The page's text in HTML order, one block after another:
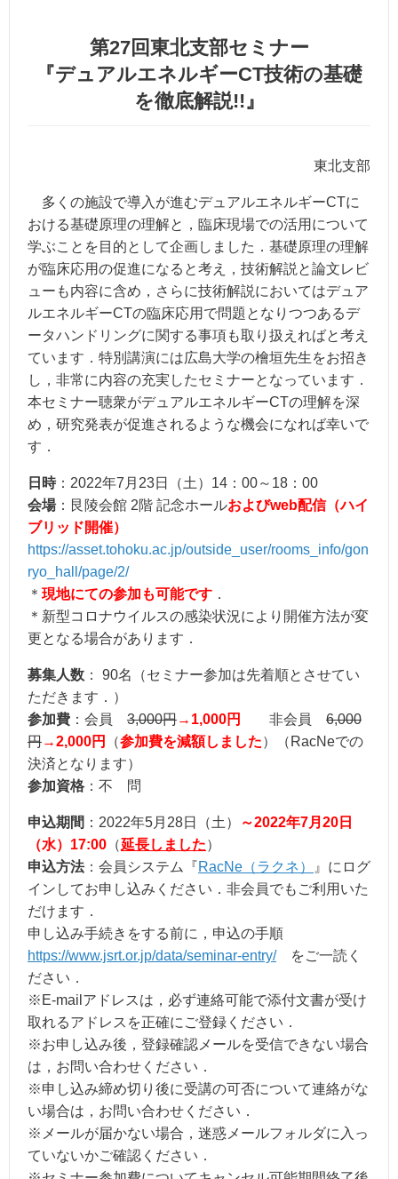
第27回東北支部セミナー
『デュアルエネルギーCT技術の基礎
を徹底解説!!』
東北支部
多くの施設で導入が進むデュアルエネルギーCTに
おける基礎原理の理解と，臨床現場での活用について
学ぶことを目的として企画しました．基礎原理の理解
が臨床応用の促進になると考え，技術解説と論文レビ
ューも内容に含め，さらに技術解説においてはデュア
ルエネルギーCTの臨床応用で問題となりつつあるデ
ータハンドリングに関する事項も取り扱えればと考え
ています．特別講演には広島大学の檜垣先生をお招き
し，非常に内容の充実したセミナーとなっています．
本セミナー聴衆がデュアルエネルギーCTの理解を深
め，研究発表が促進されるような機会になれば幸いで
す．
日時：2022年7月23日（土）14：00～18：00
会場：艮陵会館 2階 記念ホールおよびweb配信（ハイ
ブリッド開催）
https://asset.tohoku.ac.jp/outside_user/rooms_info/gon
ryo_hall/page/2/
＊ 現地にての参加も可能です ．
＊新型コロナウイルスの感染状況により開催方法が変
更となる場合があります．
募集人数 ： 90名（セミナー参加は先着順とさせてい
ただきます．）
参加費 ：会員 3,000円→1,000円 非会員 6,000
円→2,000円 （参加費を減額しました）（RacNeでの
決済となります）
参加資格 ：不 問
申込期間 ：2022年5月28日（土）
～2022年7月20日
（水）17:00 （延長しました）
申込方法：会員システム『RacNe（ラクネ）
』にログ
インしてお申し込みください．非会員でもご利用いた
だけます．
申し込み手続きをする前に，申込の手順
https://www.jsrt.or.jp/data/seminar-entry/をご一読く
ださい．
※E-mailアドレスは，必ず連絡可能で添付文書が受け
取れるアドレスを正確にご登録ください．
※お申し込み後，登録確認メールを受信できない場合
は，お問い合わせください．
※申し込み締め切り後に受講の可否について連絡がな
い場合は，お問い合わせください．
※メールが届かない場合，迷惑メールフォルダに入っ
ていないかご確認ください．